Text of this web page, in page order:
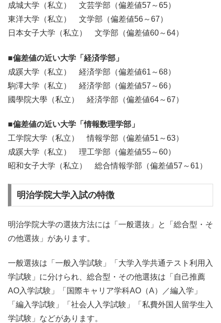
成城大学（私立） 文芸学部（偏差値57～65）
東洋大学（私立） 文学部（偏差値56～67）
日本女子大学（私立） 文学部（偏差値60～64）
■偏差値の近い大学「経済学部」
成蹊大学（私立） 経済学部（偏差値61～68）
駒澤大学（私立） 経済学部（偏差値57～66）
國學院大學（私立） 経済学部（偏差値64～67）
■偏差値の近い大学「情報数理学部」
工学院大学（私立） 情報学部（偏差値51～63）
成蹊大学（私立） 理工学部（偏差値55～60）
昭和女子大学（私立） 総合情報学部（偏差値57～61）
明治学院大学入試の特徴
明治学院大学の選抜方法には「一般選抜」と「総合型・そ
の他選抜」があります。
一般選抜は「一般入学試験」「大学入学共通テスト利用入
学試験」に分けられ、総合型・その他選抜は「自己推薦
AO入学試験」「国際キャリア学科AO（A）／編入学」
「編入学試験」「社会人入学試験」「私費外国人留学生入
学試験」などがあります。